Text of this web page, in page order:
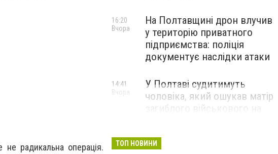
радикальна операція.
На Полтавщині дрон влучив
у територію приватного
підприємства: поліція
документує наслідки атаки
16:20
Вчора
У Полтаві судитимуть
чоловіка, який ошукав матір
загиблого військового на
14:41
Вчора
ТОП НОВИНИ